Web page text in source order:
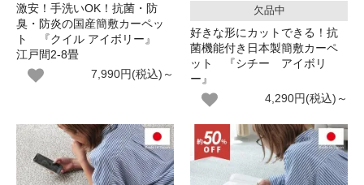
激安！手洗いOK！抗菌・防
臭・防炎の国産簡敷カーペッ
ト 『クイル アイボリー』
江戸間2-8畳
7,990円(税込)～
欠品中
好きな形にカットできる！抗
菌機能付き日本製簡敷カーペ
ット 『シチー アイボリ
ー』
4,290円(税込)～